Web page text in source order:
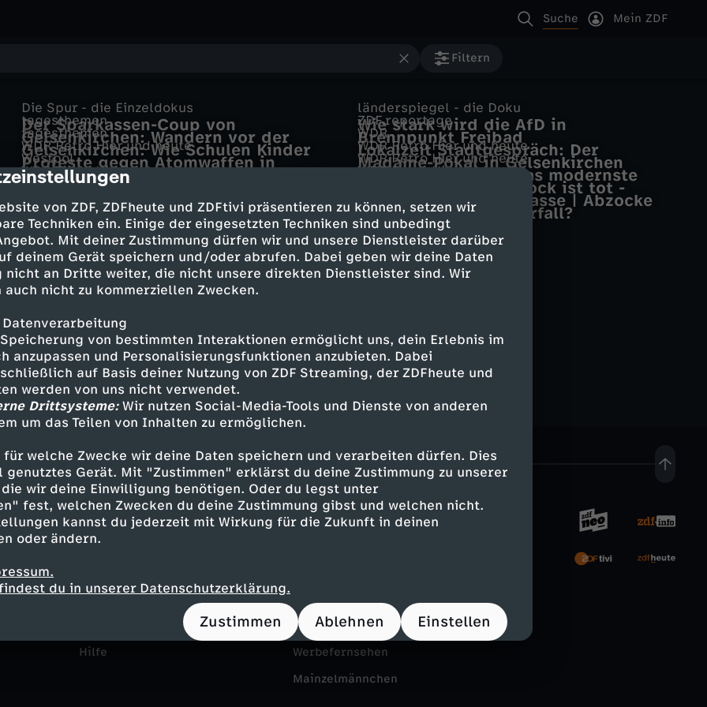
von ZDF, ZDFheute und ZDFtivi präsentieren zu können, setzen wir
Techniken ein. Einige der eingesetzten Techniken sind unbedingt
Mit deiner Zustimmung dürfen wir und unsere Dienstleister darüber
deinem Gerät speichern und/oder abrufen. Dabei geben wir deine Daten
nicht an Dritte weiter, die nicht unsere direkten Dienstleister sind. Wir
nicht zu kommerziellen Zwecken.
von bestimmten Interaktionen ermöglicht uns, dein Erlebnis im
anzupassen und Personalisierungsfunktionen anzubieten. Dabei
auf Basis deiner Nutzung von ZDF Streaming, der ZDFheute und
werden von uns nicht verwendet.
Drittsysteme:Wir nutzen Social-Media-Tools und Dienste von anderen
um das Teilen von Inhalten zu ermöglichen.
für welche Zwecke wir deine Daten speichern und verarbeiten dürfen. Dies
Gerät. Mit "Zustimmen" erklärst du deine Zustimmung zu unserer
wir deine Einwilligung benötigen. Oder du legst unter
fest, welchen Zwecken du deine Zustimmung gibst und welchen nicht.
kannst du jederzeit mit Wirkung für die Zukunft in deinen
oder ändern.
du in unserer Datenschutzerklärung.
Zustimmen Ablehnen Einstellen
Suche Mein ZDF
Filtern
Die Spur - die Einzeldokus
Der Sparkassen-Coup von
Gelsenkirchen
länderspiegel - die Doku
Wie stark wird die AfD in
Gelsenkirchen?
tagesthemen
Gelsenkirchen: Wandern vor der
Haustür
ZDF.reportage
Brennpunkt Freibad
tagesthemen
Gelsenkirchen: Wie Schulen Kinder
ohne Deutschkenntnisse fördern
WDR
Lokalzeit Stadtgespräch: Der
Sparkassen-Coup von Gelsenkirchen
WDR Retro Hier und heute
Proteste gegen Atomwaffen in
Gelsenkirchen
WDR Retro Hier und heute
Madame-Pokal in Gelsenkirchen
Westpol
Gelsenkirchen: Wie tickt die ärmste
Stadt Deutschlands?
WDR Retro Hier und heute
Gelsenkirchen hat das modernste
Tribünenhaus Europas
WDR Retro Hier und heute
Gelsenkirchener Barock ist tot:
Zumindest in der Küche
WDR Retro Hier und heute
Gelsenkirchener Barock ist tot -
zumindest in der Küche
frontal - die Doku
Wie sicher sind Schließfächer in
Deutschland?
Millionencoup Sparkasse | Abzocke
Ladesäule
heute - in Deutschland vom
30.12.2025
"Perfekter" Banküberfall?
Mehr Inhalte laden
Service
ZDFmitreden
Tickets
Zuschauerservice
Hilfe
Das ZDF
ZDF goes Schule
Werbefernsehen
Mainzelmännchen